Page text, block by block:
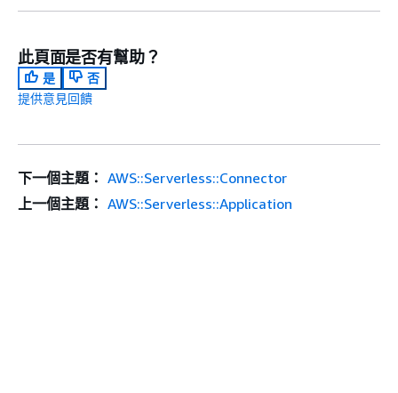
此頁面是否有幫助？
是
否
提供意見回饋
下一個主題： AWS::Serverless::Connector
上一個主題： AWS::Serverless::Application